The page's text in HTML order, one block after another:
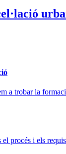
a trobar la
el procés i els